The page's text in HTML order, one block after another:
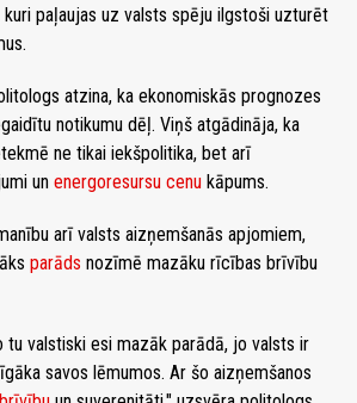
paļaujas uz valsts spēju ilgstoši uzturēt
atzina, ka ekonomiskās prognozes
notikumu dēļ. Viņš atgādināja, ka
ne tikai iekšpolitika, bet arī
un energoresursu cenu kāpums.
arī valsts aizņemšanās apjomiem,
parāds nozīmē mazāku rīcības brīvību
tu valstiski esi mazāk parādā, jo valsts ir
savos lēmumos. Ar šo aizņemšanos